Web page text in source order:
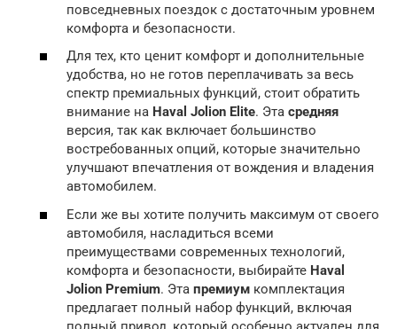
повседневных поездок с достаточным уровнем
комфорта и безопасности.
Для тех, кто ценит комфорт и дополнительные
удобства, но не готов переплачивать за весь
спектр премиальных функций, стоит обратить
внимание на Haval Jolion Elite. Эта средняя
версия, так как включает большинство
востребованных опций, которые значительно
улучшают впечатления от вождения и владения
автомобилем.
Если же вы хотите получить максимум от своего
автомобиля, насладиться всеми
преимуществами современных технологий,
комфорта и безопасности, выбирайте Haval
Jolion Premium. Эта премиум комплектация
предлагает полный набор функций, включая